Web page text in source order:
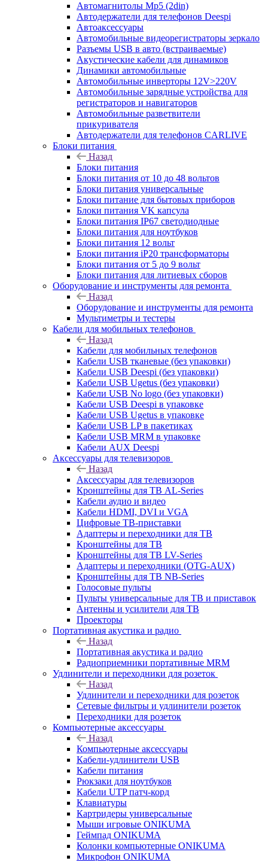
Автомагнитолы Mp5 (2din)
Автодержатели для телефонов Deespi
Автоаксессуары
Автомобильные видеорегистраторы зеркало
Разъемы USB в авто (встраиваемые)
Акустические кабели для динамиков
Динамики автомобильные
Автомобильные инверторы 12V>220V
Автомобильные зарядные устройства для
регистраторов и навигаторов
Автомобильные разветвители
прикуривателя
Автодержатели для телефонов CARLIVE
Блоки питания
Назад
Блоки питания
Блоки питания от 10 до 48 вольтов
Блоки питания универсальные
Блоки питание для бытовых приборов
Блоки питания VK капсула
Блоки питания IP67 светодиодные
Блоки питания для ноутбуков
Блоки питания 12 вольт
Блоки питания iP20 трансформаторы
Блоки питания от 5 до 9 вольт
Блоки питания для литиевых сборов
Оборудование и инструменты для ремонта
Назад
Оборудование и инструменты для ремонта
Мультиметры и тестеры
Кабели для мобильных телефонов
Назад
Кабели для мобильных телефонов
Кабели USB тканевые (без упаковки)
Кабели USB Deespi (без упаковки)
Кабели USB Ugetus (без упаковки)
Кабели USB No logo (без упаковки)
Кабели USB Deespi в упаковке
Кабели USB Ugetus в упаковке
Кабели USB LP в пакетиках
Кабели USB MRM в упаковке
Кабели AUX Deespi
Аксессуары для телевизоров
Назад
Аксессуары для телевизоров
Кронштейны для ТВ AL-Series
Кабели аудио и видео
Кабели HDMI, DVI и VGA
Цифровые ТВ-приставки
Адаптеры и переходники для ТВ
Кронштейны для ТВ
Кронштейны для ТВ LV-Series
Адаптеры и переходники (OTG-AUX)
Кронштейны для ТВ NB-Series
Голосовые пульты
Пульты универсальные для ТВ и приставок
Антенны и усилители для ТВ
Проекторы
Портативная акустика и радио
Назад
Портативная акустика и радио
Радиоприемники портативные MRM
Удлинители и переходники для розеток
Назад
Удлинители и переходники для розеток
Сетевые фильтры и удлинители розеток
Переходники для розеток
Компьютерные аксессуары
Назад
Компьютерные аксессуары
Кабели-удлинители USB
Кабели питания
Рюкзаки для ноутбуков
Кабели UTP патч-корд
Клавиатуры
Картридеры универсальные
Мыши игровые ONIKUMA
Геймпад ONIKUMA
Колонки компьютерные ONIKUMA
Микрофон ONIKUMA